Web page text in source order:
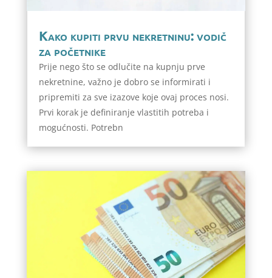
Kako kupiti prvu nekretninu: vodič
za početnike
Prije nego što se odlučite na kupnju prve
nekretnine, važno je dobro se informirati i
pripremiti za sve izazove koje ovaj proces nosi.
Prvi korak je definiranje vlastitih potreba i
mogućnosti. Potrebn